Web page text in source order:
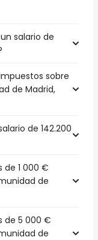
salario de
sobre
de Madrid,
de 142.200
de 1 000 €
de
de 5 000 €
de